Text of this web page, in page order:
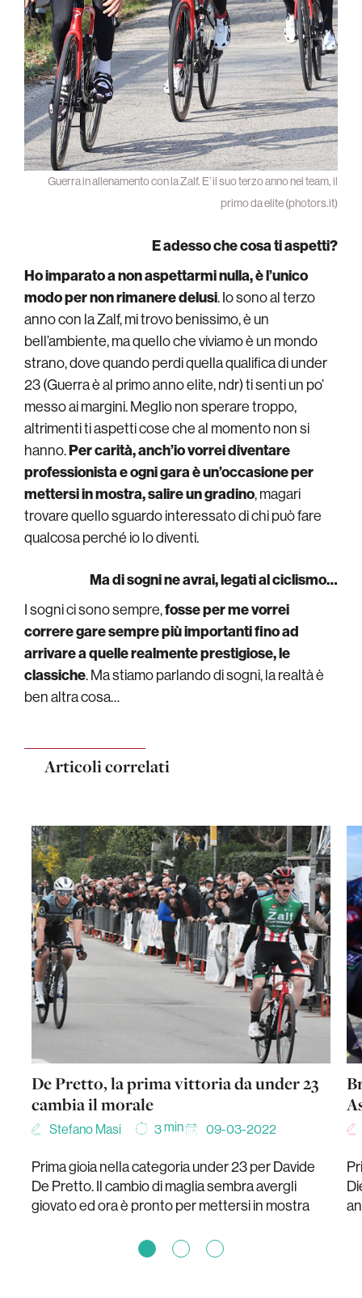
Guerra in allenamento con la Zalf. E’ il suo terzo anno nel team, il
primo da elite (photors.it)
E adesso che cosa ti aspetti?
Ho imparato a non aspettarmi nulla, è l’unico
modo per non rimanere delusi. Io sono al terzo
anno con la Zalf, mi trovo benissimo, è un
bell’ambiente, ma quello che viviamo è un mondo
strano, dove quando perdi quella qualifica di under
23 (Guerra è al primo anno elite, ndr) ti senti un po’
messo ai margini. Meglio non sperare troppo,
altrimenti ti aspetti cose che al momento non si
hanno.Per carità, anch’io vorrei diventare
professionista e ogni gara è un’occasione per
mettersi in mostra, salire un gradino, magari
trovare quello sguardo interessato di chi può fare
qualcosa perché io lo diventi.
Ma di sogni ne avrai, legati al ciclismo…
I sogni ci sono sempre,fosse per me vorrei
correre gare sempre più importanti fino ad
arrivare a quelle realmente prestigiose, le
classiche. Ma stiamo parlando di sogni, la realtà è
ben altra cosa…
Articoli correlati
De Pretto, la prima vittoria da under 23
cambia il morale
Stefano Masi 3min 09-03-2022
Prima gioia nella categoria under 23 per Davide
De Pretto. Il cambio di maglia sembra avergli
giovato ed ora è pronto per mettersi in mostra